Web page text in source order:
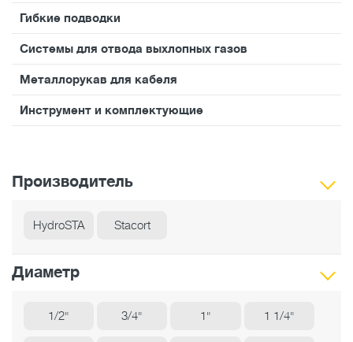
Гибкие подводки
Системы для отвода выхлопных газов
Металлорукав для кабеля
Инструмент и комплектующие
Производитель
HydroSTA Stacort
Диаметр
1/2" 3/4" 1" 1 1/4"